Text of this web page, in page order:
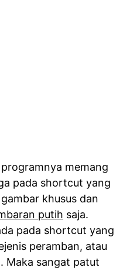
memang
pada shortcut yang
khusus dan
putih saja.
pada shortcut yang
peramban, atau
Maka sangat patut